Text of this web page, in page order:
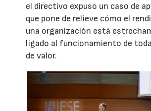
el directivo expuso un caso de
que pone de relieve cómo el
una organización está
ligado al funcionamiento de
de valor.